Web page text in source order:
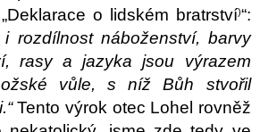
o lidském bratrství)“:
i rozdílnost náboženství, barvy
rasy a jazyka jsou výrazem
vůle, s níž Bůh stvořil
Tento výrok otec Lohel rovněž